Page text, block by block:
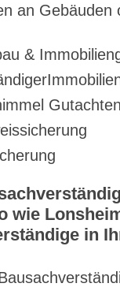
an
&
wie
in